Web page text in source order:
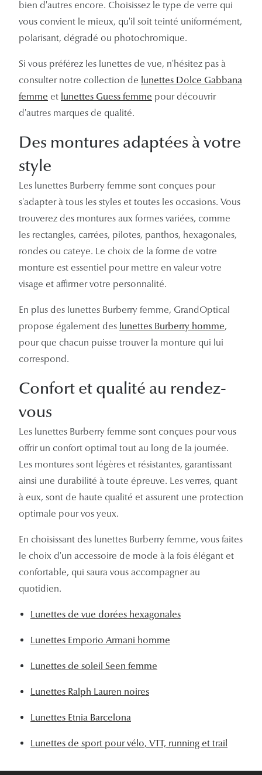
bien d'autres encore. Choisissez le type de verre qui
vous convient le mieux, qu'il soit teinté uniformément,
polarisant, dégradé ou photochromique.
Si vous préférez les lunettes de vue, n'hésitez pas à
consulter notre collection de lunettes Dolce Gabbana
femme et lunettes Guess femme pour découvrir
d'autres marques de qualité.
Des montures adaptées à votre
style
Les lunettes Burberry femme sont conçues pour
s'adapter à tous les styles et toutes les occasions. Vous
trouverez des montures aux formes variées, comme
les rectangles, carrées, pilotes, panthos, hexagonales,
rondes ou cateye. Le choix de la forme de votre
monture est essentiel pour mettre en valeur votre
visage et affirmer votre personnalité.
En plus des lunettes Burberry femme, GrandOptical
propose également des lunettes Burberry homme,
pour que chacun puisse trouver la monture qui lui
correspond.
Confort et qualité au rendez-
vous
Les lunettes Burberry femme sont conçues pour vous
offrir un confort optimal tout au long de la journée.
Les montures sont légères et résistantes, garantissant
ainsi une durabilité à toute épreuve. Les verres, quant
à eux, sont de haute qualité et assurent une protection
optimale pour vos yeux.
En choisissant des lunettes Burberry femme, vous faites
le choix d'un accessoire de mode à la fois élégant et
confortable, qui saura vous accompagner au
quotidien.
Lunettes de vue dorées hexagonales
Lunettes Emporio Armani homme
Lunettes de soleil Seen femme
Lunettes Ralph Lauren noires
Lunettes Etnia Barcelona
Lunettes de sport pour vélo, VTT, running et trail